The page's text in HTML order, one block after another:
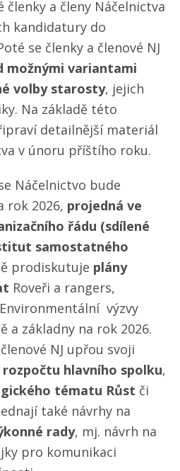
členky a členy Náčelnictva
kandidatury do
se členky a členové NJ
možnými variantami
volby starosty, jejich
Na základě této
detailnější materiál
v únoru příštího roku.
Náčelnictvo bude
rok 2026, projedná ve
řádu (sdílené
samostatného
prodiskutuje plány
Roveři a rangers,
výzvy
a základny na rok 2026.
NJ upřou svoji
rozpočtu hlavního spolku,
tématu Růst či
také návrhy na
rady, mj. návrh na
pro komunikaci